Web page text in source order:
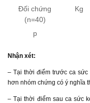
Đối chứng
(n=40)
Kg
p
Nhận xét:
– Tại thời điểm trước ca
hơn nhóm chứng có ý nghĩa
– Tại thời điểm sau ca sức